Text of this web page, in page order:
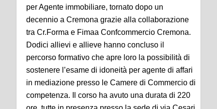
per Agente immobiliare, tornato dopo un
decennio a Cremona grazie alla collaborazione
tra Cr.Forma e Fimaa Confcommercio Cremona.
Dodici allievi e allieve hanno concluso il
percorso formativo che apre loro la possibilità di
sostenere l’esame di idoneità per agente di affari
in mediazione presso le Camere di Commercio di
competenza. Il corso ha avuto una durata di 220